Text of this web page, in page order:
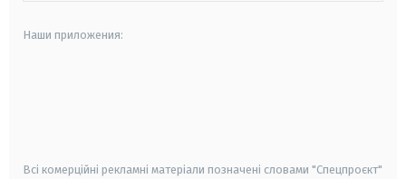
Наши приложения:
Всі комерційні рекламні матеріали позначені словами "Спецпроєкт"